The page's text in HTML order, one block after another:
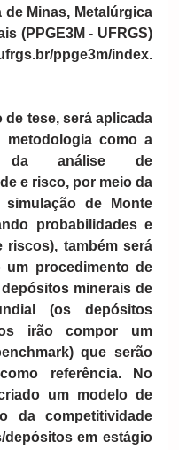
de Minas, Metalúrgica
(PPGE3M - UFRGS)
ppge3m/index.
de tese, será aplicada
metodologia como a
da análise de
e risco, por meio da
de Monte
probabilidades e
riscos), também será
um procedimento de
minerais de
(os depósitos
irão compor um
que serão
referência. No
um modelo de
da competitividade
depósitos em estágio